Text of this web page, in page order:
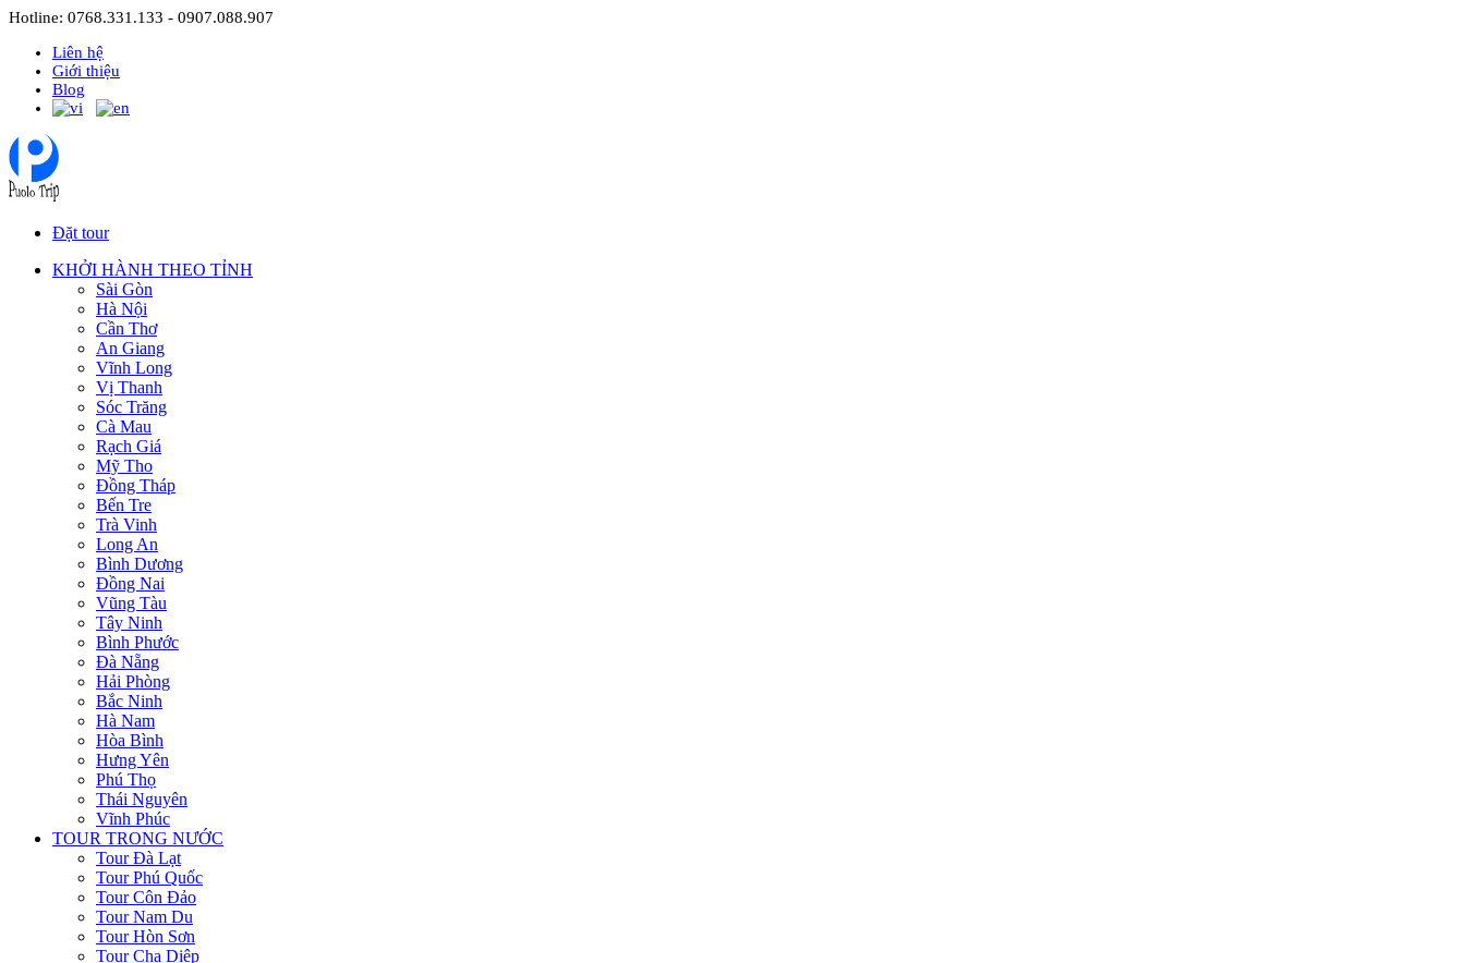
Hotline: 0768.331.133 - 0907.088.907
Liên hệ
Giới thiệu
Blog
Đặt tour
KHỞI HÀNH THEO TỈNH
Sài Gòn
Hà Nội
Cần Thơ
An Giang
Vĩnh Long
Vị Thanh
Sóc Trăng
Cà Mau
Rạch Giá
Mỹ Tho
Đồng Tháp
Bến Tre
Trà Vinh
Long An
Bình Dương
Đồng Nai
Vũng Tàu
Tây Ninh
Bình Phước
Đà Nẵng
Hải Phòng
Bắc Ninh
Hà Nam
Hòa Bình
Hưng Yên
Phú Thọ
Thái Nguyên
Vĩnh Phúc
TOUR TRONG NƯỚC
Tour Đà Lạt
Tour Phú Quốc
Tour Côn Đảo
Tour Nam Du
Tour Hòn Sơn
Tour Cha Diệp